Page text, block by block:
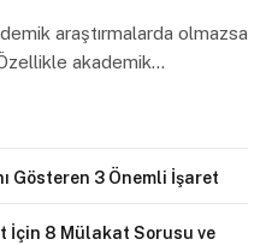
araştırmalarda olmazsa
akademik…
Gösteren 3 Önemli İşaret
İçin 8 Mülakat Sorusu ve